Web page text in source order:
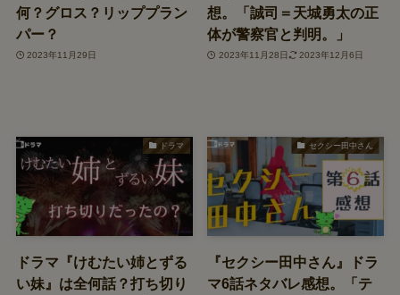
何？グロス？リッププラン
パー？
2023年11月29日
想。「誠司＝天城勇太の正
体が警察官と判明。」
2023年11月28日 2023年12月6日
ドラマ
ドラマ『けむたい姉とずる
い妹』は全何話？打ち切り
セクシー田中さん
『セクシー田中さん』ドラ
マ6話ネタバレ感想。「テ